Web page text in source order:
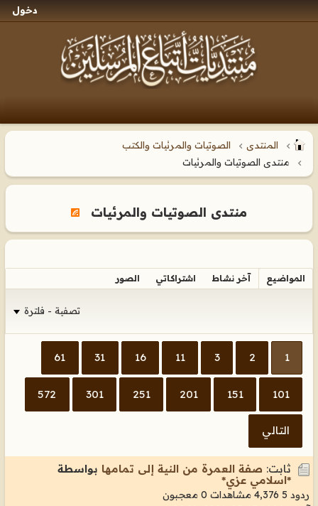
دخول
المنتدى
الصوتيات والمرئيات والكتب
منتدى الصوتيات والمرئيات
منتدى الصوتيات والمرئيات
المواضيع آخر نشاط اشتراكاتي الصور
تصفية - فلترة
1
2
3
11
16
31
61
101
151
201
251
301
572
التالي
ثابت: صفة العمرة من النية إلى تمامها بواسطة
*اسلامي عزي*
ردود 5 4,376 مشاهدات
0 معجبون